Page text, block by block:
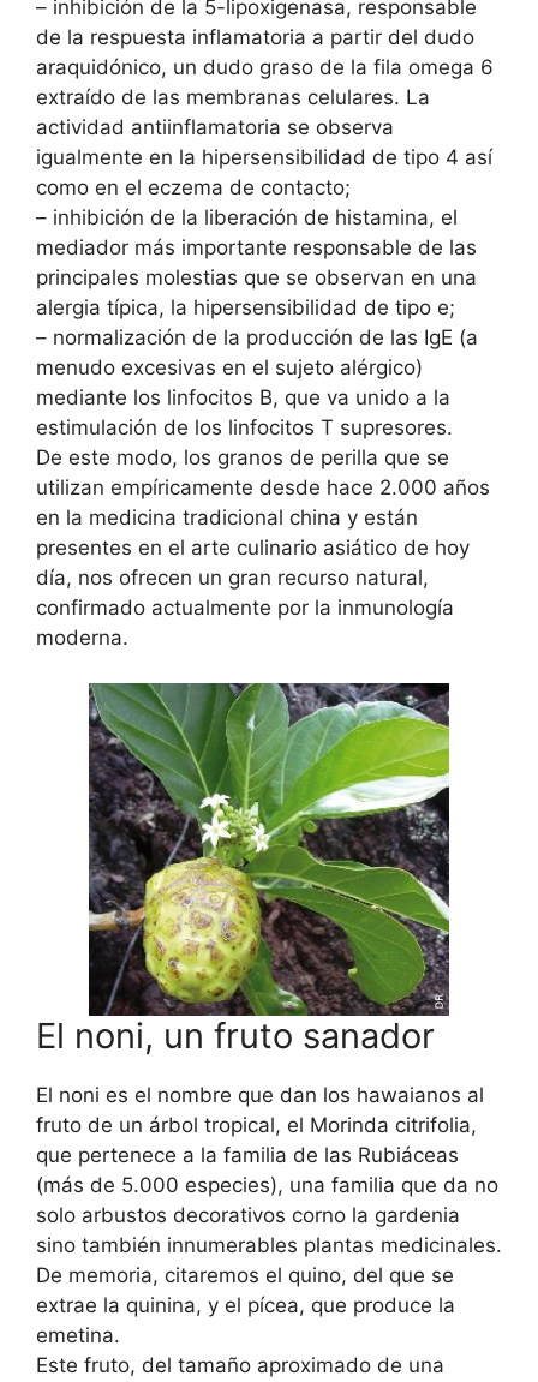
– inhibición de la 5-lipoxigenasa, responsable
de la respuesta inflamatoria a partir del dudo
araquidónico, un dudo graso de la fila omega 6
extraído de las membranas celulares. La
actividad antiinflamatoria se observa
igualmente en la hipersensibilidad de tipo 4 así
como en el eczema de contacto;
– inhibición de la liberación de histamina, el
mediador más importante responsable de las
principales molestias que se observan en una
alergia típica, la hipersensibilidad de tipo e;
– normalización de la producción de las IgE (a
menudo excesivas en el sujeto alérgico)
mediante los linfocitos B, que va unido a la
estimulación de los linfocitos T supresores.
De este modo, los granos de perilla que se
utilizan empíricamente desde hace 2.000 años
en la medicina tradicional china y están
presentes en el arte culinario asiático de hoy
día, nos ofrecen un gran recurso natural,
confirmado actualmente por la inmunología
moderna.
El noni, un fruto sanador
El noni es el nombre que dan los hawaianos al
fruto de un árbol tropical, el Morinda citrifolia,
que pertenece a la familia de las Rubiáceas
(más de 5.000 especies), una familia que da no
solo arbustos decorativos corno la gardenia
sino también innumerables plantas medicinales.
De memoria, citaremos el quino, del que se
extrae la quinina, y el pícea, que produce la
emetina.
Este fruto, del tamaño aproximado de una